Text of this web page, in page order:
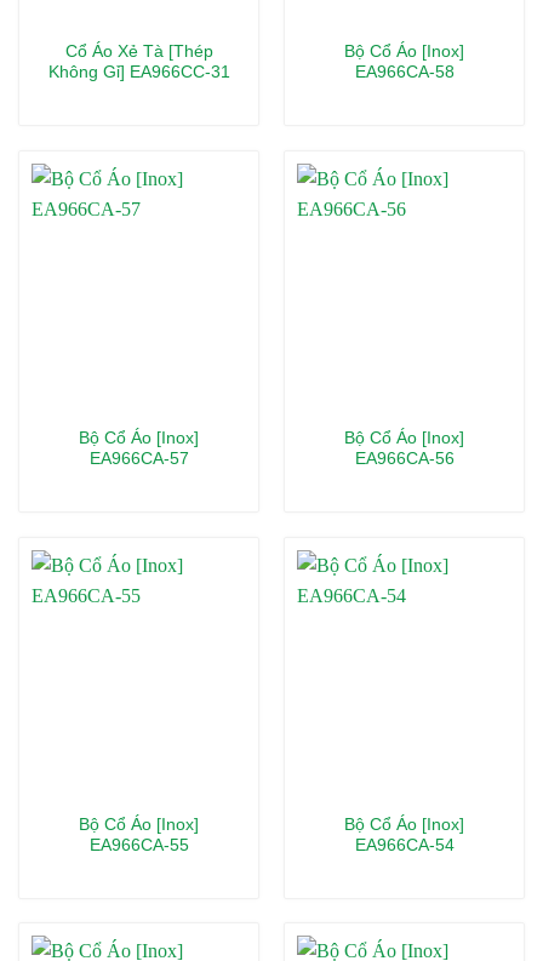
Cổ Áo Xẻ Tà [Thép
Không Gỉ] EA966CC-31
Bộ Cổ Áo [Inox]
EA966CA-58
Bộ Cổ Áo [Inox]
EA966CA-57
Bộ Cổ Áo [Inox]
EA966CA-56
Bộ Cổ Áo [Inox]
EA966CA-55
Bộ Cổ Áo [Inox]
EA966CA-54